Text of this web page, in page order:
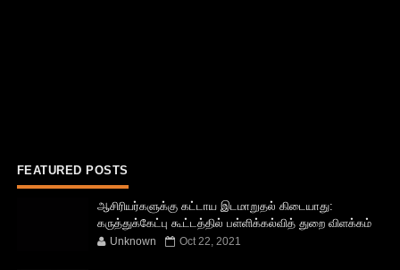
FEATURED POSTS
ஆசிரியர்களுக்கு கட்டாய இடமாறுதல் கிடையாது:
கருத்துக்கேட்பு கூட்டத்தில் பள்ளிக்கல்வித் துறை விளக்கம்
Unknown Oct 22, 2021